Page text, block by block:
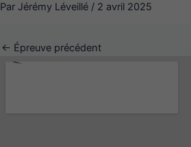
Par Jérémy Léveillé / 2 avril 2025
← Épreuve précédent